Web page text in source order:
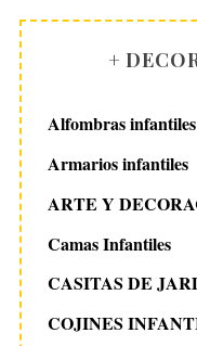
+
Alfombras
Armarios infantiles
ARTE Y
Camas Infantiles
CASITAS DE
COJINES